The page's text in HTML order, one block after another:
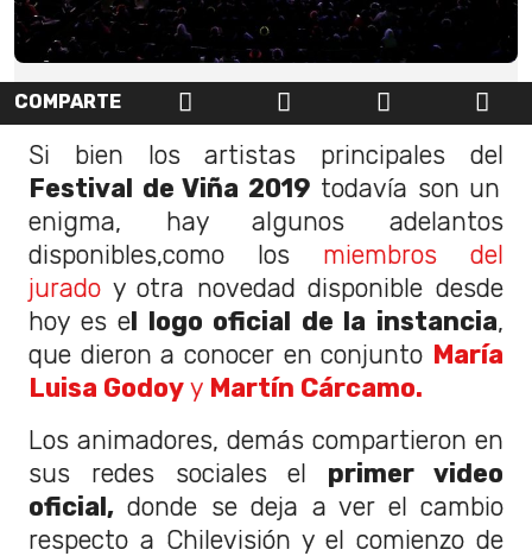
COMPARTE
Si bien los artistas principales del
Festival de Viña 2019 todavía son un
enigma, hay algunos adelantos
disponibles,como los miembros del
jurado y otra novedad disponible desde
hoy es el logo oficial de la instancia,
que dieron a conocer en conjunto María
Luisa Godoy y Martín Cárcamo.
Los animadores, demás compartieron en
sus redes sociales el primer video
oficial, donde se deja a ver el cambio
respecto a Chilevisión y el comienzo de